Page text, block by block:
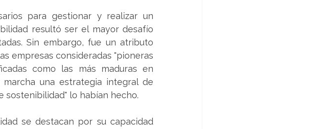
para gestionar y realizar un
resultó ser el mayor desafío
Sin embargo, fue un atributo
empresas consideradas "pioneras
como las más maduras en
una estrategia integral de
sostenibilidad" lo habían hecho.
se destacan por su capacidad